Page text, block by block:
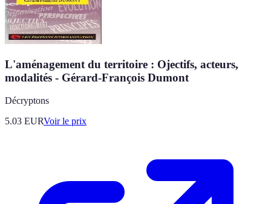
L'aménagement du territoire : Ojectifs, acteurs,
modalités - Gérard-François Dumont
Décryptons
5.03 EURVoir le prix